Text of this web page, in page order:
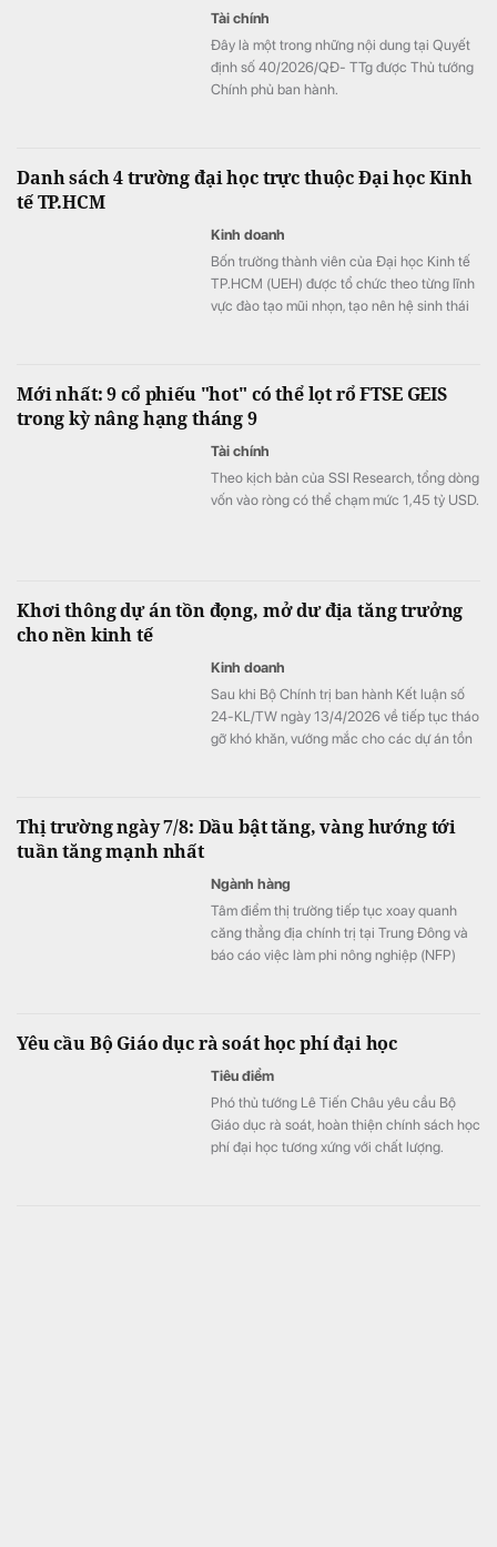
Tài chính
Đây là một trong những nội dung tại Quyết
định số 40/2026/QĐ- TTg được Thủ tướng
Chính phủ ban hành.
Danh sách 4 trường đại học trực thuộc Đại học Kinh
tế TP.HCM
Kinh doanh
Bốn trường thành viên của Đại học Kinh tế
TP.HCM (UEH) được tổ chức theo từng lĩnh
vực đào tạo mũi nhọn, tạo nên hệ sinh thái
Mới nhất: 9 cổ phiếu "hot" có thể lọt rổ FTSE GEIS
trong kỳ nâng hạng tháng 9
Tài chính
Theo kịch bản của SSI Research, tổng dòng
vốn vào ròng có thể chạm mức 1,45 tỷ USD.
Khơi thông dự án tồn đọng, mở dư địa tăng trưởng
cho nền kinh tế
Kinh doanh
Sau khi Bộ Chính trị ban hành Kết luận số
24-KL/TW ngày 13/4/2026 về tiếp tục tháo
gỡ khó khăn, vướng mắc cho các dự án tồn
khai.
Thị trường ngày 7/8: Dầu bật tăng, vàng hướng tới
tuần tăng mạnh nhất
Ngành hàng
Tâm điểm thị trường tiếp tục xoay quanh
căng thẳng địa chính trị tại Trung Đông và
báo cáo việc làm phi nông nghiệp (NFP)
vàng tiếp tục đi lên và hướng tới tuần tăng
mạnh nhất kể từ tháng 1.
Yêu cầu Bộ Giáo dục rà soát học phí đại học
Tiêu điểm
Phó thủ tướng Lê Tiến Châu yêu cầu Bộ
Giáo dục rà soát, hoàn thiện chính sách học
phí đại học tương xứng với chất lượng.